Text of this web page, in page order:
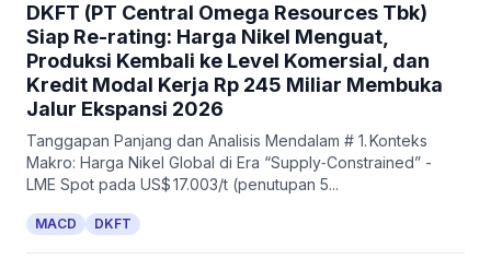
DKFT (PT Central Omega Resources Tbk)
Siap Re-rating: Harga Nikel Menguat,
Produksi Kembali ke Level Komersial, dan
Kredit Modal Kerja Rp 245 Miliar Membuka
Jalur Ekspansi 2026
Tanggapan Panjang dan Analisis Mendalam # 1. Konteks
Makro: Harga Nikel Global di Era “Supply‑Constrained” -
LME Spot pada US$ 17.003/t (penutupan 5...
MACD DKFT